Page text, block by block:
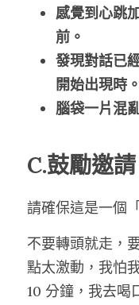
感覺到心跳
前。
發現對話已
開始出現時。
腦袋一片混
C.鼓勵邀請
請確保這是一個
不要轉頭就走，
點太激動，我怕
10 分鐘，我去喝